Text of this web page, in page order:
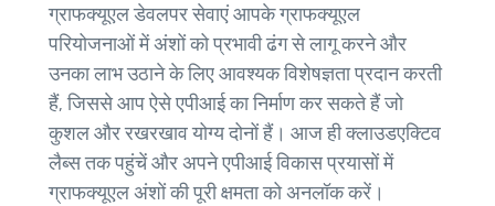
ग्राफक्यूएल डेवलपर सेवाएं आपके ग्राफक्यूएल
परियोजनाओं में अंशों को प्रभावी ढंग से लागू करने और
उनका लाभ उठाने के लिए आवश्यक विशेषज्ञता प्रदान करती
हैं, जिससे आप ऐसे एपीआई का निर्माण कर सकते हैं जो
कुशल और रखरखाव योग्य दोनों हैं। आज ही क्लाउडएक्टिव
लैब्स तक पहुंचें और अपने एपीआई विकास प्रयासों में
ग्राफक्यूएल अंशों की पूरी क्षमता को अनलॉक करें।